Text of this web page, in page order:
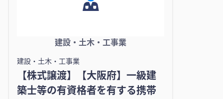
建設・土木・工事業
建設・土木・工事業
【株式譲渡】【大阪府】一級建
築士等の有資格者を有する携帯